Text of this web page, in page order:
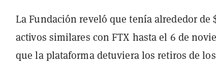
La Fundación reveló que tenía alrededor de
activos similares con FTX hasta el 6 de
que la plataforma detuviera los retiros de